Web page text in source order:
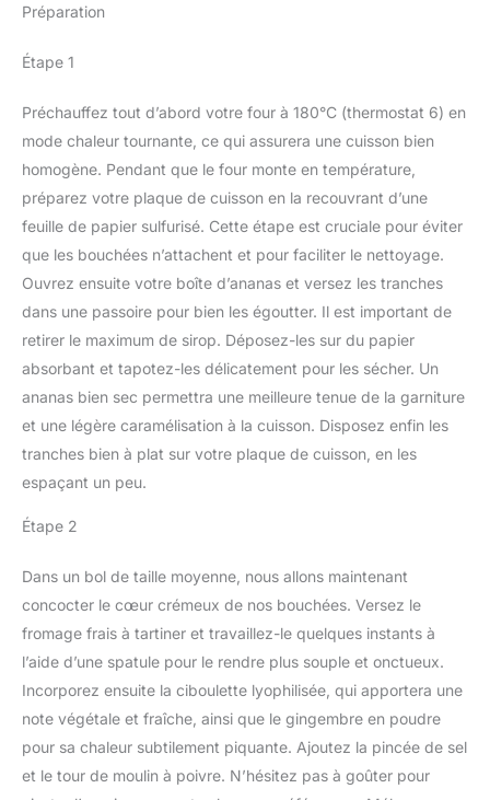
Préparation
Étape 1
Préchauffez tout d’abord votre four à 180°C (thermostat 6) en
mode chaleur tournante, ce qui assurera une cuisson bien
homogène. Pendant que le four monte en température,
préparez votre plaque de cuisson en la recouvrant d’une
feuille de papier sulfurisé. Cette étape est cruciale pour éviter
que les bouchées n’attachent et pour faciliter le nettoyage.
Ouvrez ensuite votre boîte d’ananas et versez les tranches
dans une passoire pour bien les égoutter. Il est important de
retirer le maximum de sirop. Déposez-les sur du papier
absorbant et tapotez-les délicatement pour les sécher. Un
ananas bien sec permettra une meilleure tenue de la garniture
et une légère caramélisation à la cuisson. Disposez enfin les
tranches bien à plat sur votre plaque de cuisson, en les
espaçant un peu.
Étape 2
Dans un bol de taille moyenne, nous allons maintenant
concocter le cœur crémeux de nos bouchées. Versez le
fromage frais à tartiner et travaillez-le quelques instants à
l’aide d’une spatule pour le rendre plus souple et onctueux.
Incorporez ensuite la ciboulette lyophilisée, qui apportera une
note végétale et fraîche, ainsi que le gingembre en poudre
pour sa chaleur subtilement piquante. Ajoutez la pincée de sel
et le tour de moulin à poivre. N’hésitez pas à goûter pour